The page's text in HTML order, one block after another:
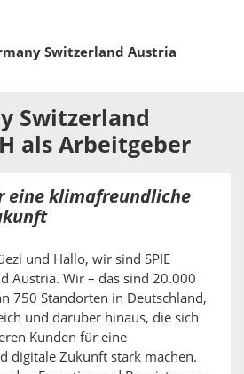
Switzerland Austria
Switzerland
als Arbeitgeber
eine klimafreundliche
und Hallo, wir sind SPIE
Austria. Wir – das sind 20.000
750 Standorten in Deutschland,
und darüber hinaus, die sich
Kunden für eine
digitale Zukunft stark machen.